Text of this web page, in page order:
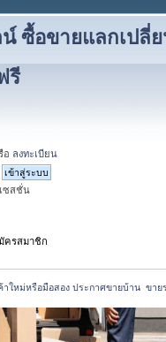
ซื้อขายแลกเปลี่
รี
อ ลงทะเบียน
ซสชั่น
ครสมาชิก
ใหม่หรือมือสอง ประกาศขายบ้าน  ขา